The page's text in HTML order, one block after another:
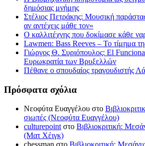
δημόσιας μνήμης
Στέλιος Πετράκης: Μουσική
αν αντέχεις μάθε τον»
Ο καλλιτέχνης που δοκίμασε κάθε
Lawmen: Bass Reeves – Το τίμημα
Γιώργος Θ. Συριόπουλος: El
Ευρωκρατία των Βρυξελλών
Πέθανε ο σπουδαίος τραγουδιστής
Πρόσφατα σχόλια
Νεοφύτα Ευαγγέλου στο
σιωπές (Νεοφύτα Ευαγγέλου)
culturepointστο Βιβλιοκριτική:
(Ματ Χέιγκ)